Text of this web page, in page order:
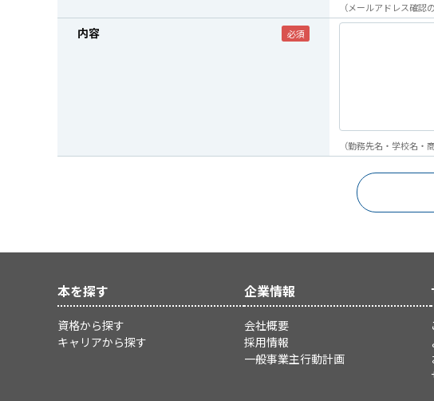
（メールアドレス確
内容
（勤務先名・学校名・
本を探す
資格から探す
キャリアから探す
企業情報
会社概要
採用情報
一般事業主行動計画